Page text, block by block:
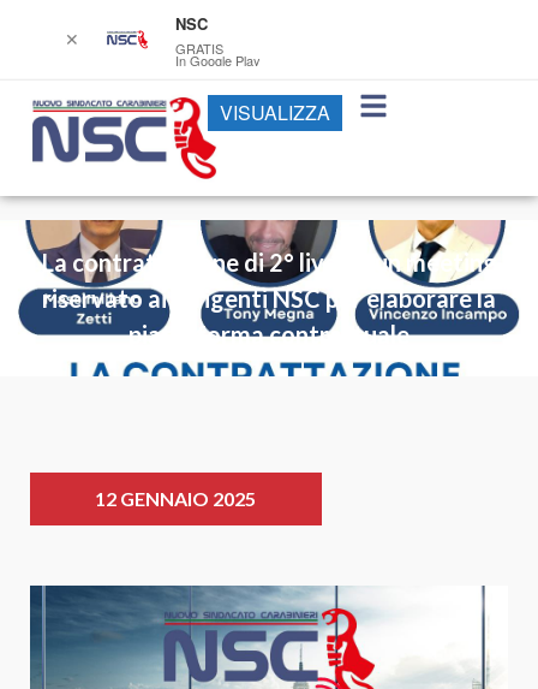
La contrattazione di 2° livello: un meeting
riservato ai Dirigenti NSC per elaborare la
piattaforma contrattuale
12 GENNAIO 2025
✕
NSC
GRATIS
In Google Play
VISUALIZZA